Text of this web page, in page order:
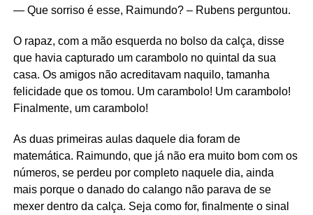
— Que sorriso é esse, Raimundo? – Rubens perguntou.
O rapaz, com a mão esquerda no bolso da calça, disse
que havia capturado um carambolo no quintal da sua
casa. Os amigos não acreditavam naquilo, tamanha
felicidade que os tomou. Um carambolo! Um carambolo!
Finalmente, um carambolo!
As duas primeiras aulas daquele dia foram de
matemática. Raimundo, que já não era muito bom com os
números, se perdeu por completo naquele dia, ainda
mais porque o danado do calango não parava de se
mexer dentro da calça. Seja como for, finalmente o sinal